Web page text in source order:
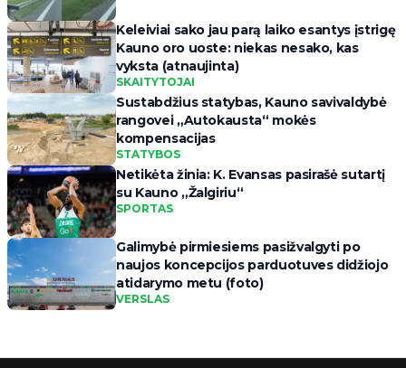
Keleiviai sako jau parą laiko esantys įstrigę
Kauno oro uoste: niekas nesako, kas
vyksta (atnaujinta)
SKAITYTOJAI
Sustabdžius statybas, Kauno savivaldybė
rangovei „Autokausta“ mokės
kompensacijas
STATYBOS
Netikėta žinia: K. Evansas pasirašė sutartį
su Kauno „Žalgiriu“
SPORTAS
Galimybė pirmiesiems pasižvalgyti po
naujos koncepcijos parduotuves didžiojo
atidarymo metu (foto)
VERSLAS